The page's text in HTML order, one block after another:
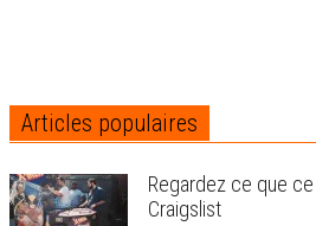
Articles populaires
Regardez ce que
Craigslist